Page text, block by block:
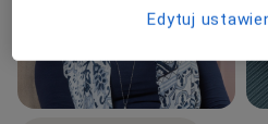
Edytuj